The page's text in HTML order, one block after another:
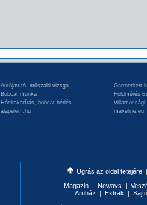
Autójavító, műszaki vizsga
Bobcat munka
Földmérés
Hóeltakarítás, bobcat bérlés
Villamossági
alapelem.hu maxeline.eu
Ugrás az oldal tetejére
|
Magazin | Neways |
Áruház
| Extrák |